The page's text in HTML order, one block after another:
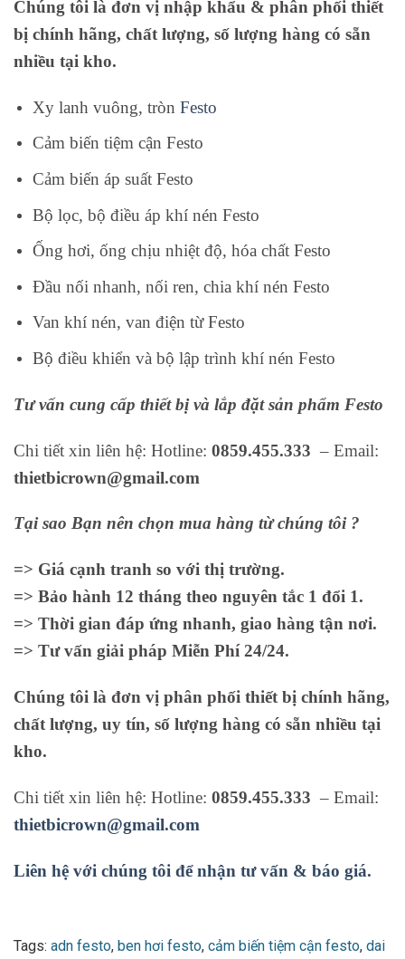
Chúng tôi là đơn vị nhập khẩu & phân phối thiết
bị chính hãng, chất lượng, số lượng hàng có sẵn
nhiều tại kho.
Xy lanh vuông, tròn Festo
Cảm biến tiệm cận Festo
Cảm biến áp suất Festo
Bộ lọc, bộ điều áp khí nén Festo
Ống hơi, ống chịu nhiệt độ, hóa chất Festo
Đầu nối nhanh, nối ren, chia khí nén Festo
Van khí nén, van điện từ Festo
Bộ điều khiển và bộ lập trình khí nén Festo
Tư vấn cung cấp thiết bị và lắp đặt sản phẩm Festo
Chi tiết xin liên hệ: Hotline: 0859.455.333 – Email:
thietbicrown@gmail.com
Tại sao Bạn nên chọn mua hàng từ chúng tôi ?
=> Giá cạnh tranh so với thị trường.
=> Bảo hành 12 tháng theo nguyên tắc 1 đổi 1.
=> Thời gian đáp ứng nhanh, giao hàng tận nơi.
=> Tư vấn giải pháp Miễn Phí 24/24.
Chúng tôi là đơn vị phân phối thiết bị chính hãng,
chất lượng, uy tín, số lượng hàng có sẵn nhiều tại
kho.
Chi tiết xin liên hệ: Hotline: 0859.455.333 – Email:
thietbicrown@gmail.com
Liên hệ với chúng tôi để nhận tư vấn & báo giá.
Tags: adn festo, ben hơi festo, cảm biến tiệm cận festo, dai